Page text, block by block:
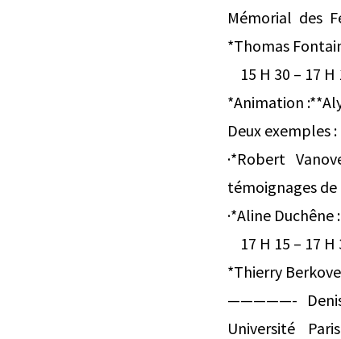
Mémorial des
*Thomas
15 H 30 – 17
*Animation
Deux exemples :
·*Robert
témoignages
·*Aline
17 H 15 – 17 H
*Thierry
—————- Denis
Université